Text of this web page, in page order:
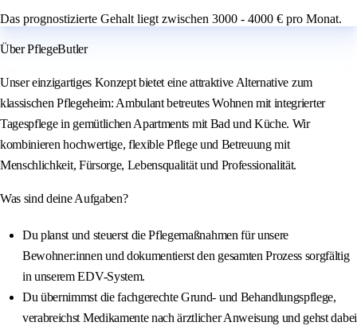
Das prognostizierte Gehalt liegt zwischen 3000 - 4000 € pro Monat.
Über PflegeButler
Unser einzigartiges Konzept bietet eine attraktive Alternative zum
klassischen Pflegeheim: Ambulant betreutes Wohnen mit integrierter
Tagespflege in gemütlichen Apartments mit Bad und Küche. Wir
kombinieren hochwertige, flexible Pflege und Betreuung mit
Menschlichkeit, Fürsorge, Lebensqualität und Professionalität.
Was sind deine Aufgaben?
Du planst und steuerst die Pflegemaßnahmen für unsere
Bewohner:innen und dokumentierst den gesamten Prozess sorgfältig
in unserem EDV-System.
Du übernimmst die fachgerechte Grund- und Behandlungspflege,
verabreichst Medikamente nach ärztlicher Anweisung und gehst dabei